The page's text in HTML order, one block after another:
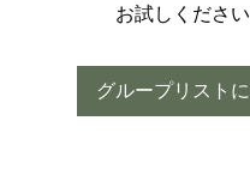
お試しください
グループリスト